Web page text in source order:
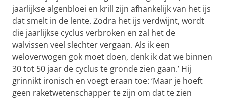
jaarlijkse algenbloei en krill zijn afhankelijk van het ijs
dat smelt in de lente. Zodra het ijs verdwijnt, wordt
die jaarlijkse cyclus verbroken en zal het de
walvissen veel slechter vergaan. Als ik een
weloverwogen gok moet doen, denk ik dat we binnen
30 tot 50 jaar de cyclus te gronde zien gaan.’ Hij
grinnikt ironisch en voegt eraan toe: ‘Maar je hoeft
geen raketwetenschapper te zijn om dat te zien